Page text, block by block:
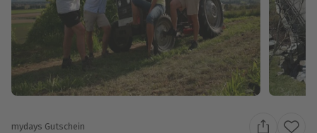
mydays Gutschein